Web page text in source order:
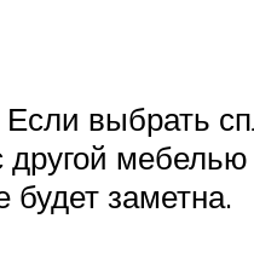
выбрать
будет заметна.